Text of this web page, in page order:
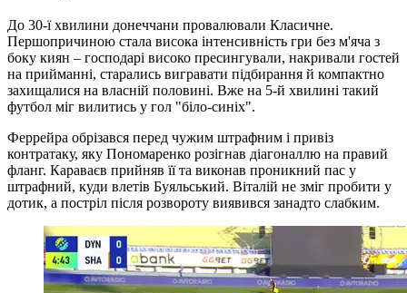
До 30-ї хвилини донеччани провалювали Класичне.
Першопричиною стала висока інтенсивність гри без м'яча з
боку киян – господарі високо пресингували, накривали гостей
на прийманні, старались вигравати підбирання й компактно
захищалися на власній половині. Вже на 5-й хвилині такий
футбол міг вилитись у гол "біло-синіх".
Феррейра обрізався перед чужим штрафним і привіз
контратаку, яку Пономаренко розігнав діагоналлю на правий
фланг. Караваєв прийняв її та виконав проникний пас у
штрафний, куди влетів Буяльський. Віталій не зміг пробити у
дотик, а постріл після розвороту виявився занадто слабким.